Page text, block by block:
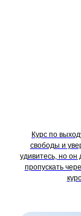
Курс по
свободы и
удивитесь, но он
пропускать